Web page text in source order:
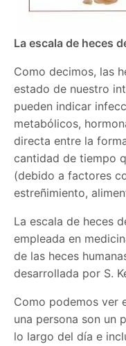
La escala de heces
Como decimos, las
estado de nuestro
pueden indicar
metabólicos,
directa entre la
cantidad de tiempo
(debido a factores
estreñimiento,
La escala de heces
empleada en
de las heces
desarrollada por S.
Como podemos ver
una persona son un
lo largo del día e